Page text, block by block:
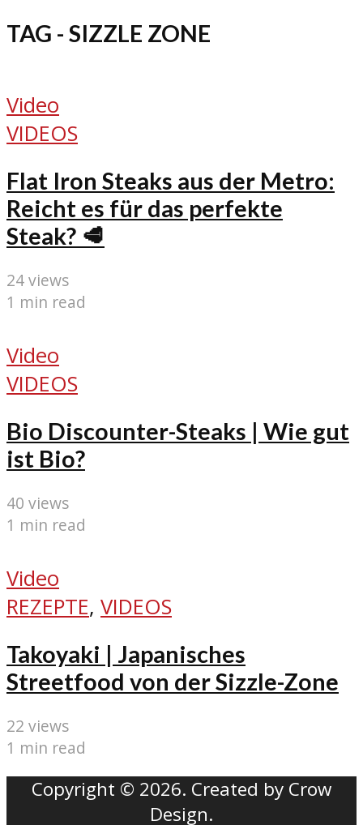
TAG - SIZZLE ZONE
Video
VIDEOS
Flat Iron Steaks aus der Metro:
Reicht es für das perfekte
Steak? 🥩
24 views
1 min read
Video
VIDEOS
Bio Discounter-Steaks | Wie gut
ist Bio?
40 views
1 min read
Video
REZEPTE, VIDEOS
Takoyaki | Japanisches
Streetfood von der Sizzle-Zone
22 views
1 min read
Copyright © 2026. Created by Crow
Design.